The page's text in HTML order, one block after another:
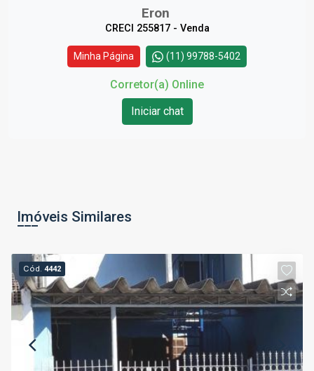
Eron
CRECI 255817 - Venda
Minha Página (11) 99788-5402
Corretor(a) Online
Iniciar chat
Imóveis Similares
Cód.4442